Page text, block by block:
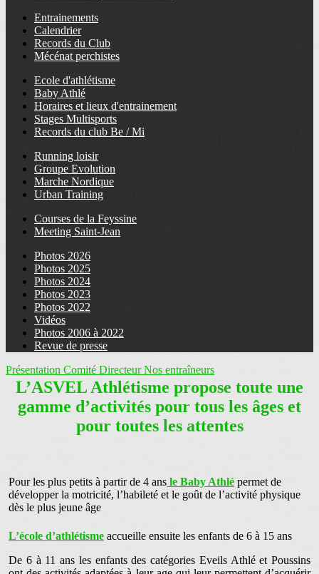
Entrainements
Calendrier
Records du Club
Mécénat perchistes
Ecole d'athlétisme
Baby Athlé
Horaires et lieux d'entrainement
Stages Multisports
Records du club Be / Mi
Running loisir
Groupe Evolution
Marche Nordique
Urban Training
Courses de la Feyssine
Meeting Saint-Jean
Photos 2026
Photos 2025
Photos 2024
Photos 2023
Photos 2022
Vidéos
Photos 2006 à 2022
Revue de presse
Présentation Comité DirecteurNos entraîneurs
L’ASVEL Athlétisme propose toute une
gamme d’activités pour tous les âges et
pour toutes les attentes
Pour les plus petits à partir de 4 ans le Baby Athlé permet de
développer la motricité, l’habileté et le goût de l’activité physique
dès le plus jeune âge
L’école d’athlétisme accueille ensuite les enfants de 6 à 15 ans
De 6 à 11 ans les enfants des catégories Eveils Athlé et Poussins